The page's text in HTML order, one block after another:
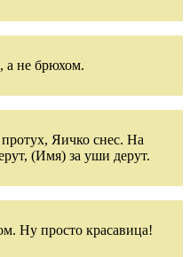
а не брюхом.
Яичко снес. На
(Имя) за уши дерут.
Ну просто красавица!